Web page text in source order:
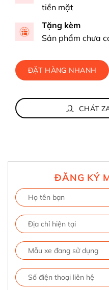
tiền mặt
Tặng kèm
Sản phẩm chưa
ĐẶT HÀNG NHANH
CHÁT
ĐĂNG KÝ